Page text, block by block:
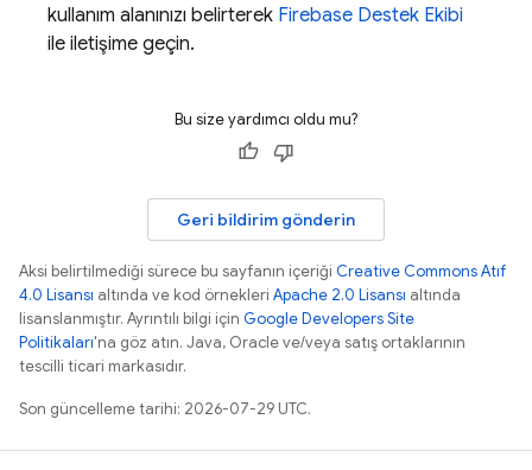
kullanım alanınızı belirterek Firebase Destek Ekibi
ile iletişime geçin.
Bu size yardımcı oldu mu?
Geri bildirim gönderin
Aksi belirtilmediği sürece bu sayfanın içeriği Creative Commons Atıf
4.0 Lisansı altında ve kod örnekleri Apache 2.0 Lisansı altında
lisanslanmıştır. Ayrıntılı bilgi için Google Developers Site
Politikaları'na göz atın. Java, Oracle ve/veya satış ortaklarının
tescilli ticari markasıdır.
Son güncelleme tarihi: 2026-07-29 UTC.